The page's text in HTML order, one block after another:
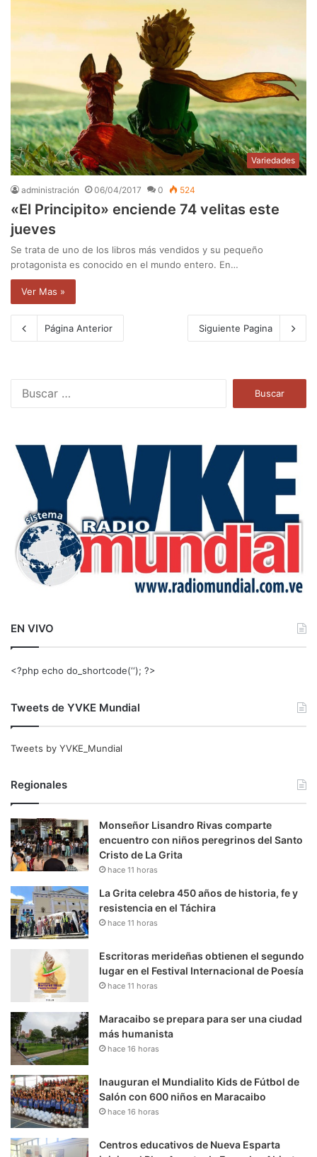
Variedades
administración 06/04/2017 0 524
«El Principito» enciende 74 velitas este
jueves
Se trata de uno de los libros más vendidos y su pequeño
protagonista es conocido en el mundo entero. En…
Ver Mas »
Página Anterior Siguiente Pagina
a
EN VIVO
<?php echo do_shortcode(‘‘); ?>
Tweets de YVKE Mundial
Tweets by YVKE_Mundial
Regionales
Monseñor Lisandro Rivas comparte
encuentro con niños peregrinos del Santo
Cristo de La Grita
hace 11 horas
La Grita celebra 450 años de historia, fe y
resistencia en el Táchira
hace 11 horas
Escritoras merideñas obtienen el segundo
lugar en el Festival Internacional de Poesía
hace 11 horas
Maracaibo se prepara para ser una ciudad
más humanista
hace 16 horas
Inauguran el Mundialito Kids de Fútbol de
Salón con 600 niños en Maracaibo
hace 16 horas
Centros educativos de Nueva Esparta